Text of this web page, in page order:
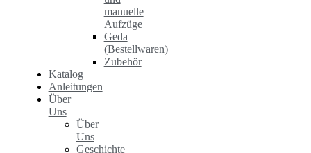
manuelle
Aufzüge
Geda
(Bestellwaren)
Zubehör
Katalog
Anleitungen
Über
Uns
Über
Uns
Geschichte